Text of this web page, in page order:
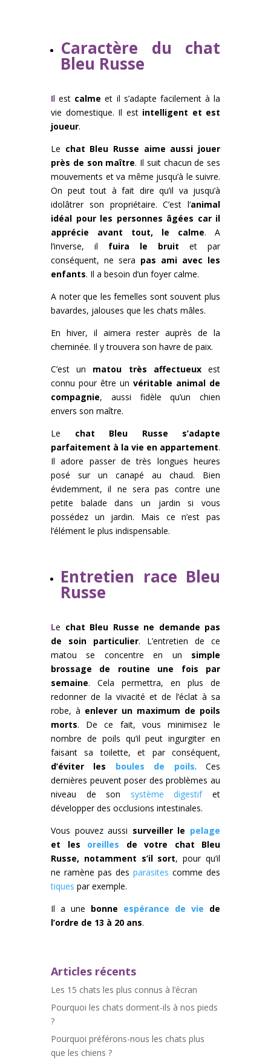
Caractère du chat
Bleu Russe
Il est calme et il s’adapte facilement à la
vie domestique. Il estintelligent et est
joueur.
Le chat Bleu Russe aime aussi jouer
près de son maître. Il suit chacun de ses
mouvements et va même jusqu’à le suivre.
On peut tout à fait dire qu’il va jusqu’à
idolâtrer son propriétaire. C’est l’animal
idéal pour les personnes âgées car il
apprécie avant tout, le calme. A
l’inverse, il fuira le bruit et par
conséquent, ne sera pas ami avec les
enfants. Il a besoin d’un foyer calme.
A noter que les femelles sont souvent plus
bavardes, jalouses que les chats mâles.
En hiver, il aimera rester auprès de la
cheminée. Il y trouvera son havre de paix.
C’est un matou très affectueuxest
connu pour être un véritable animal de
compagnie, aussi fidèle qu’un chien
envers son maître.
Le chat Bleu Russe s’adapte
parfaitement à la vie en appartement.
Il adore passer de très longues heures
posé sur un canapé au chaud. Bien
évidemment, il ne sera pas contre une
petite balade dans un jardin si vous
possédez un jardin. Mais ce n’est pas
l’élément le plus indispensable.
Entretien race Bleu
Russe
Le chat Bleu Russe ne demande pas
de soin particulier. L’entretien de ce
matou se concentre en un simple
brossage de routine une fois par
semaine. Cela permettra, en plus de
redonner de la vivacité et de l’éclat à sa
robe, à enlever un maximum de poils
morts. De ce fait, vous minimisez le
nombre de poils qu’il peut ingurgiter en
faisant sa toilette, et par conséquent,
d’éviter les boules de poils. Ces
dernières peuvent poser des problèmes au
niveau de son système digestifet
développer des occlusions intestinales.
Vous pouvez aussi surveiller le pelage
et les oreilles de votre chat Bleu
Russe, notamment s’il sort, pour qu’il
ne ramène pas des parasites comme des
tiques par exemple.
Il a une bonne espérance de vie de
l’ordre de 13 à 20 ans.
Articles récents
Les 15 chats les plus connus à l’écran
Pourquoi les chats dorment-ils à nos pieds
?
Pourquoi préférons-nous les chats plus
que les chiens ?